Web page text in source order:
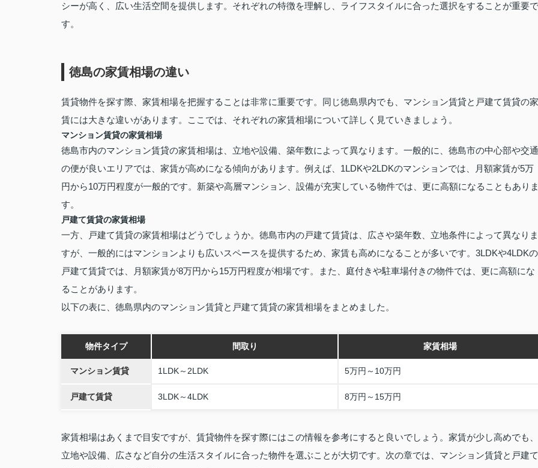
シーが高く、広い生活空間を提供します。それぞれの特徴を理解し、ライフスタイルに合った選択をすることが重要で
す。
徳島の家賃相場の違い
賃貸物件を探す際、家賃相場を把握することは非常に重要です。同じ徳島県内でも、マンション賃貸と戸建て賃貸の家
賃には大きな違いがあります。ここでは、それぞれの家賃相場について詳しく見ていきましょう。
マンション賃貸の家賃相場
徳島市内のマンション賃貸の家賃相場は、立地や設備、築年数によって異なります。一般的に、徳島市の中心部や交通
の便が良いエリアでは、家賃が高めになる傾向があります。例えば、1LDKや2LDKのマンションでは、月額家賃が5万
円から10万円程度が一般的です。新築や高層マンション、設備が充実している物件では、更に高額になることもあり
す。
戸建て賃貸の家賃相場
一方、戸建て賃貸の家賃相場はどうでしょうか。徳島市内の戸建て賃貸は、広さや築年数、立地条件によって異なりま
すが、一般的にはマンションよりも広いスペースを提供するため、家賃も高めになることが多いです。3LDKや4LDKの
戸建て賃貸では、月額家賃が8万円から15万円程度が相場です。また、庭付きや駐車場付きの物件では、更に高額にな
ることがあります。
以下の表に、徳島県内のマンション賃貸と戸建て賃貸の家賃相場をまとめました。
物件タイプ 間取り 家賃相場
マンション賃貸 1LDK～2LDK 5万円～10万円
戸建て賃貸 3LDK～4LDK 8万円～15万円
家賃相場はあくまで目安ですが、賃貸物件を探す際にはこの情報を参考にすると良いでしょう。家賃が少し高めでも、
立地や設備、広さなど自分の生活スタイルに合った物件を選ぶことが大切です。次の章では、マンション賃貸と戸建て